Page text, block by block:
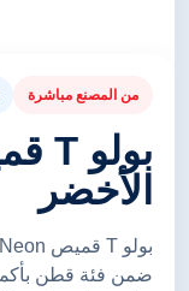
من المصنع مباشرة
الأخضر